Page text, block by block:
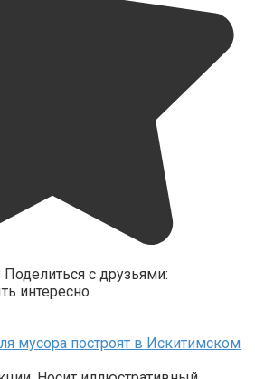
Поделиться с друзьями:
интересно
мусора построят в Искитимском